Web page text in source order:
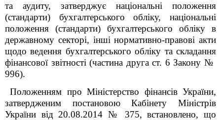
та аудиту, затверджує національні положення
(стандарти) бухгалтерського обліку, національні
положення (стандарти) бухгалтерського обліку в
державному секторі, інші нормативно-правові акти
щодо ведення бухгалтерського обліку та складання
фінансової звітності (частина друга ст. 6 Закону №
996).
Положенням про Міністерство фінансів України,
затвердженим постановою Кабінету Міністрів
України від 20.08.2014 № 375, встановлено, що